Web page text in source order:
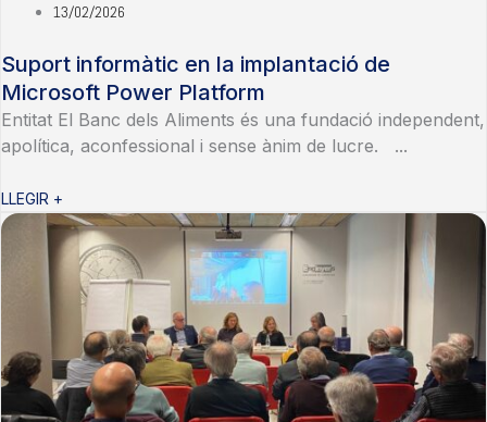
13/02/2026
Suport informàtic en la implantació de
Microsoft Power Platform
Entitat El Banc dels Aliments és una fundació independent,
apolítica, aconfessional i sense ànim de lucre. ...
LLEGIR +